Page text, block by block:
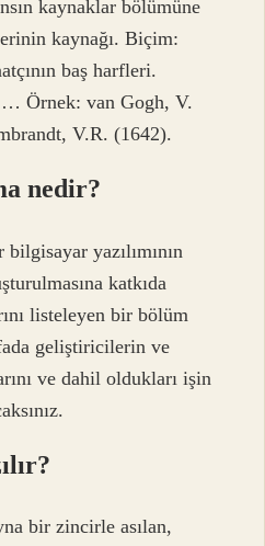
kaynaklar bölümüne
kaynağı. Biçim:
baş harfleri.
… Örnek: van Gogh, V.
V.R. (1642).
nedir?
yazılımının
katkıda
listeleyen bir bölüm
geliştiricilerin ve
ve dahil oldukları işin
bir zincirle asılan,